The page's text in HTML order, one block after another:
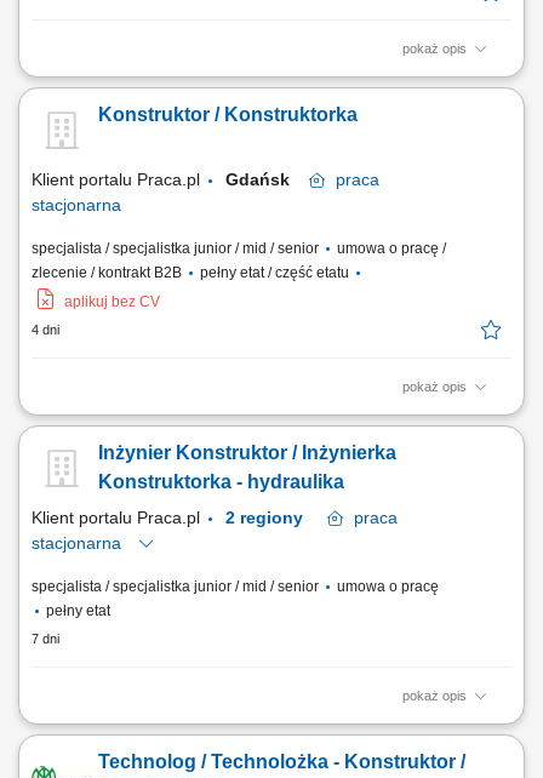
pokaż opis
Opis stanowiska projektowanie tłoczników postępowych oraz urządzeń
projektów technicznych; analiza ofert dostawców komponentów
narzędziowych; tworzenie dokumentacji 2D i 3D w oprogramowaniu
Konstruktor / Konstruktorka
Klient portalu Praca.pl Gdańsk
praca
stacjonarna
specjalista / specjalistka junior / mid / senior
umowa o pracę /
zlecenie / kontrakt B2B
pełny etat / część etatu
aplikuj bez CV
4 dni
pokaż opis
Tworzenie kompleksowej dokumentacji technicznej oraz specyfikacji
specyfiki branży okrętowej i mechaniki;
Inżynier Konstruktor / Inżynierka
Konstruktorka - hydraulika
Klient portalu Praca.pl
praca
stacjonarna
specjalista / specjalistka junior / mid / senior
umowa o pracę
pełny etat
7 dni
pokaż opis
Analiza, rozwiązywanie problemów technicznych oraz dobór technologii
technicznych, w tym modernizacji i retrofitów istniejących układów;
Technolog / Technolożka - Konstruktor /